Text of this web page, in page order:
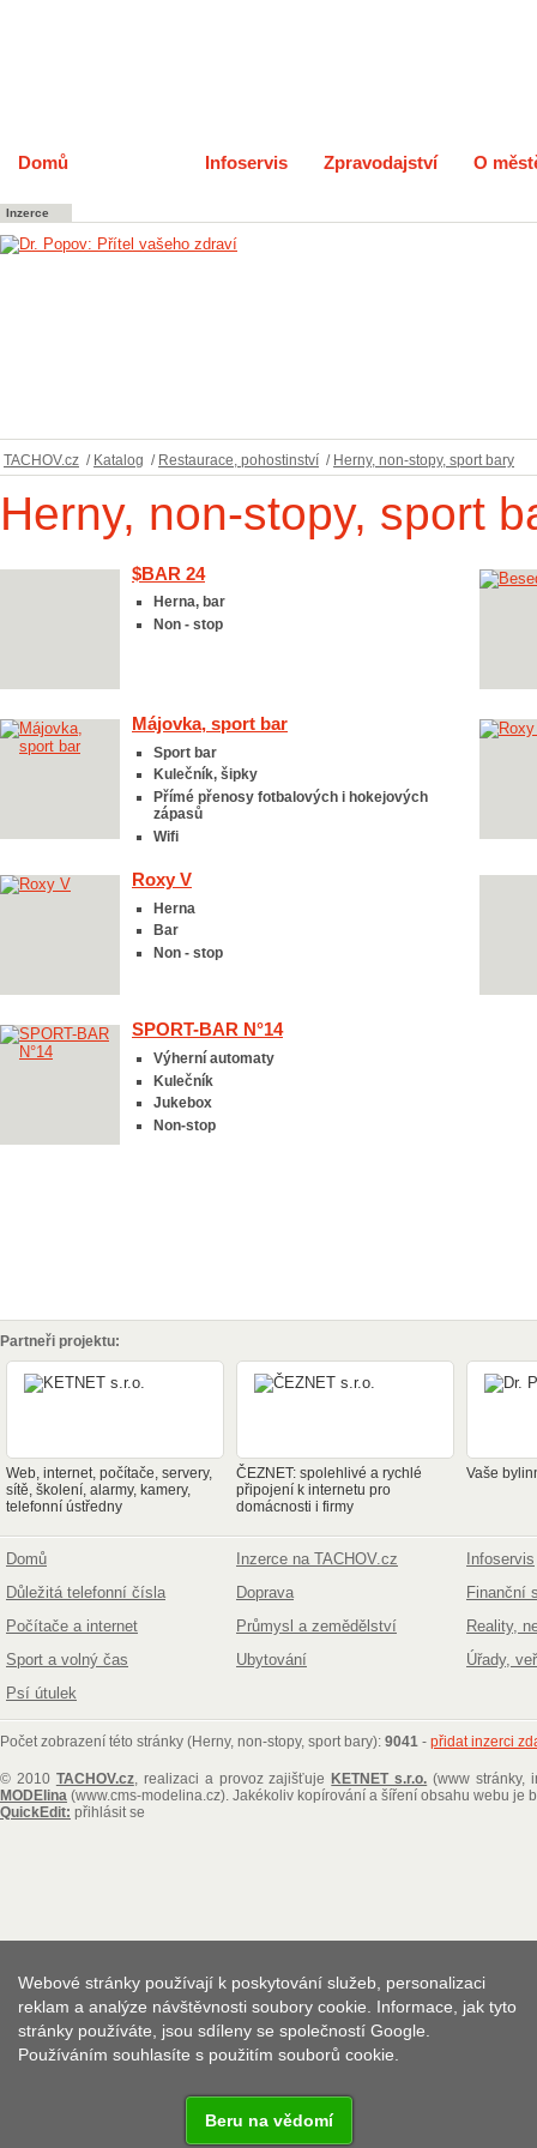
Domů Infoservis Zpravodajství O
Inzerce
TACHOV.cz / Katalog / Restaurace, pohostinství / Herny, non-stopy, sport bary
Herny, non-stopy, sport
$BAR 24
Herna, bar
Non - stop
Májovka, sport bar
Sport bar
Kulečník, šipky
Přímé přenosy fotbalových i hokejových
zápasů
Wifi
Roxy V
Herna
Bar
Non - stop
SPORT-BAR N°14
Výherní automaty
Kulečník
Jukebox
Non-stop
Partneři projektu:
Web, internet, počítače, servery,
sítě, školení, alarmy, kamery,
telefonní ústředny
ČEZNET: spolehlivé a rychlé
připojení k internetu pro
domácnosti i firmy
Vaše
Domů Inzerce na TACHOV.cz
Infoservis
Důležitá telefonní čísla
Doprava
Finanční
Počítače a internet
Průmysl a zemědělství
Reality,
Sport a volný čas
Ubytování
Úřady,
Psí útulek
Počet zobrazení této stránky (Herny, non-stopy, sport bary): 9041 - přidat inzerci
© 2010 TACHOV.cz, realizaci a provoz zajišťuje KETNET s.r.o. (www stránky,
MODElina (www.cms-modelina.cz). Jakékoliv kopírování a šíření obsahu webu je
QuickEdit: přihlásit se
Webové stránky používají k poskytování služeb, personalizaci
reklam a analýze návštěvnosti soubory cookie. Informace, jak tyto
stránky používáte, jsou sdíleny se společností Google.
Používáním souhlasíte s použitím souborů cookie.
Beru na vědomí